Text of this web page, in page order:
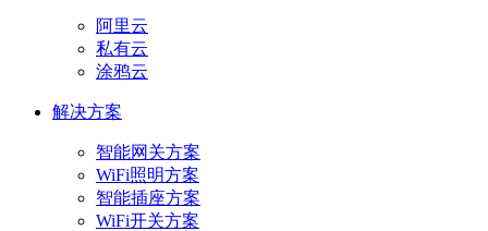
阿里云
私有云
涂鸦云
解决方案
智能网关方案
WiFi照明方案
智能插座方案
WiFi开关方案